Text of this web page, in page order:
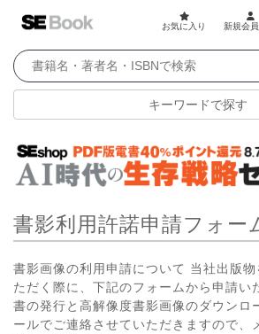
お気に入り 新規会
キーワードで探す
書影利用許諾申請フォー
書影画像の利用申請について 当社出版
ただく際に、下記のフォームから申請い
書の発行と高解像度書影画像のダウンロ
ールでご連絡させていただきますので、